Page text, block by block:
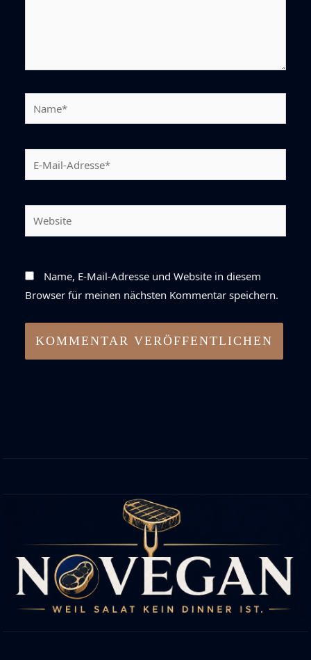
Mail-
Website
Name, E-Mail-Adresse und Website in diesem
Browser für meinen nächsten Kommentar speichern.